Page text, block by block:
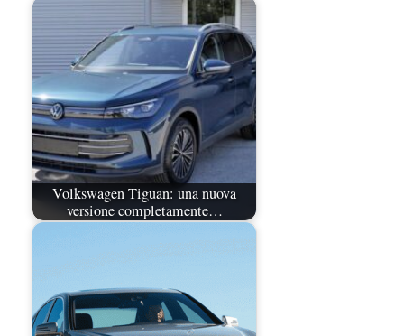
Volkswagen Tiguan: una nuova
versione completamente…